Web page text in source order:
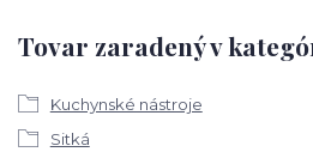
Tovar zaradený v
Kuchynské nástroje
Sitká